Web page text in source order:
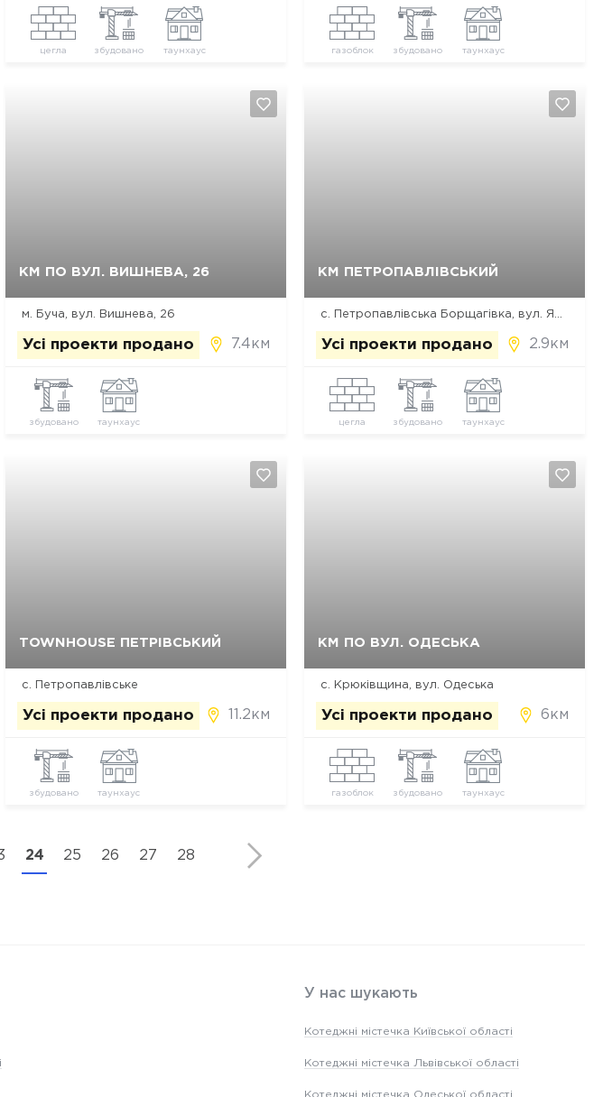
цегла збудовано таунхаус газоблок збудовано таунхаус
КМ ПО ВУЛ. ВИШНЕВА, 26
м. Буча, вул. Вишнева, 26
Усі проекти продано 7.4км
збудовано таунхаус
Так, видалити Відміна КМ ПЕТРОПАВЛІВСЬКИЙ
Усі проекти продано 2.9км
цегла збудовано таунхаус
Так, видалити Відміна
TOWNHOUSE ПЕТРІВСЬКИЙ
с. Петропавлівське
Усі проекти продано 11.2км
збудовано таунхаус
Так, видалити Відміна КМ ПО ВУЛ. ОДЕСЬКА
с. Крюківщина, вул. Одеська
Усі проекти продано 6км
газоблок збудовано таунхаус
Так, видалити Відміна
24 25 26 27 28
У нас шукають
Котеджні містечка Київської області
Котеджні містечка Львівської області
Котеджні містечка Одеської області